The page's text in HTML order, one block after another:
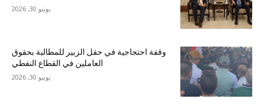
يونيو 30, 2026
وقفة احتجاجية في حقل الزبير للمطالبة بحقوق
العاملين في القطاع النفطي
يونيو 30, 2026